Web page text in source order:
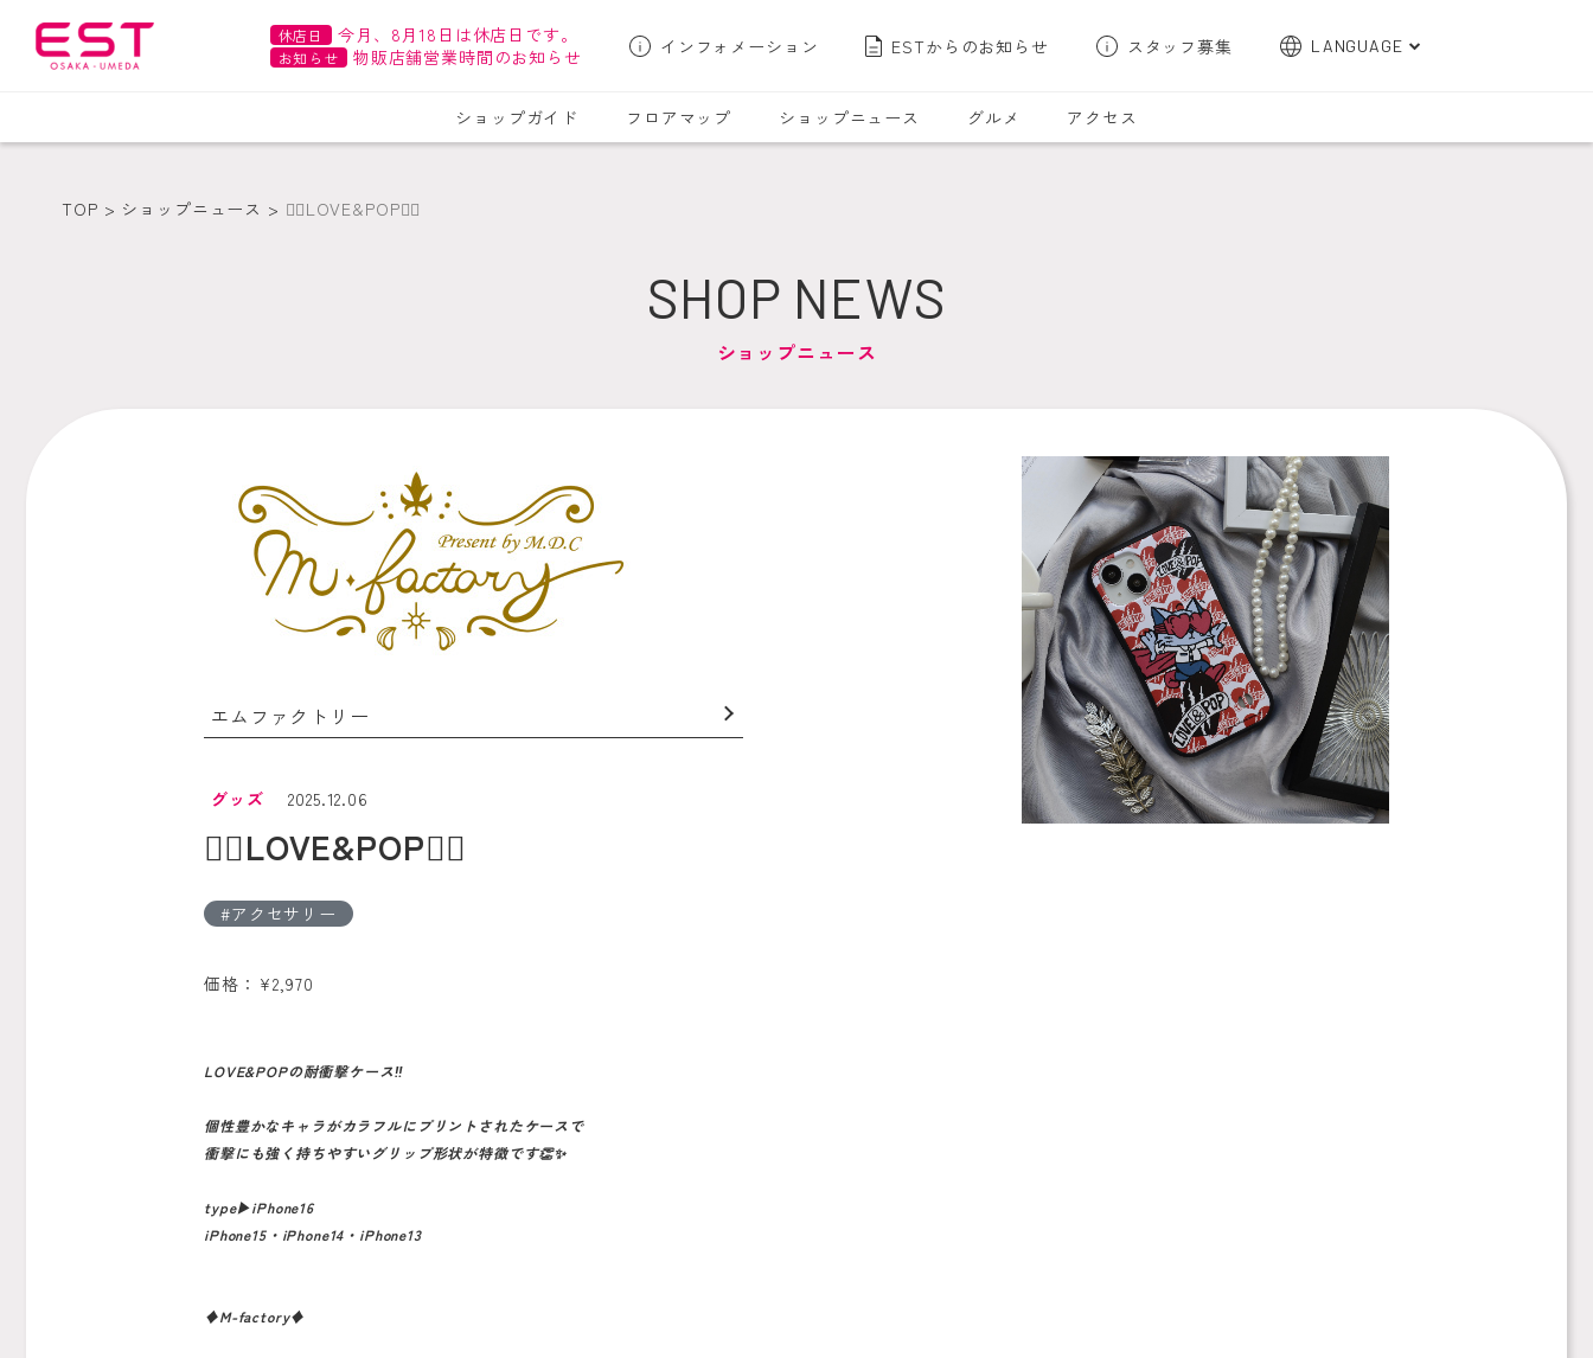
休店日 今月、8月18日は休店日です。
お知らせ 物販店舗営業時間のお知らせ インフォメーション ESTからのお知らせ スタッフ募集 LANGUAGE
한국어
ショップガイド フロアマップ ショップニュース グルメ アクセス
TOP ショップニュース ❤️‍🔥LOVE&POP❤️‍🔥
SHOP NEWS
ショップニュース
エムファクトリー
グッズ 2025.12.06
❤️‍🔥LOVE&POP❤️‍🔥
アクセサリー
価格：¥2,970
LOVE&POPの耐衝撃ケース‼️
個性豊かなキャラがカラフルにプリントされたケースで
衝撃にも強く持ちやすいグリップ形状が特徴です👏✨
type▶︎iPhone16
iPhone15・iPhone14・iPhone13
♦️M-factory♦️